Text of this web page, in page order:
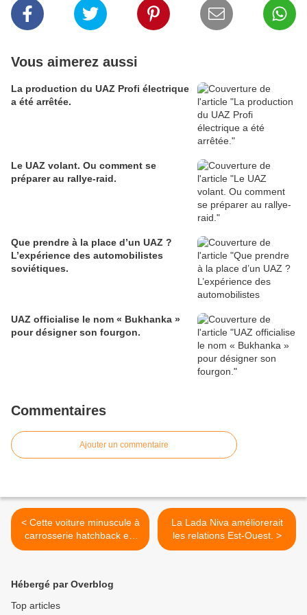
Vous aimerez aussi
La production du UAZ Profi électrique
a été arrêtée.
Le UAZ volant. Ou comment se
préparer au rallye-raid.
Que prendre à la place d’un UAZ ?
L’expérience des automobilistes
soviétiques.
UAZ officialise le nom « Bukhanka »
pour désigner son fourgon.
Commentaires
Ajouter un commentaire
< Cette voiture minuscule à
carrosserie hatchback est
une samodelka.
La Lada Niva améliorerait
les relations Est-Ouest. >
Hébergé par Overblog
Top articles